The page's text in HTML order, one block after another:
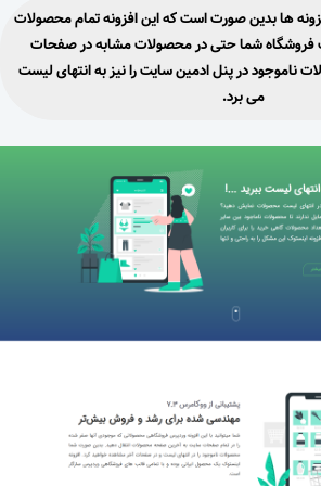
ها بدین صورت است که این افزونه تمام محصولات
فروشگاه شما حتی در محصولات مشابه در صفحات
در پنل ادمین سایت را نیز به انتهای لیست
می برد.